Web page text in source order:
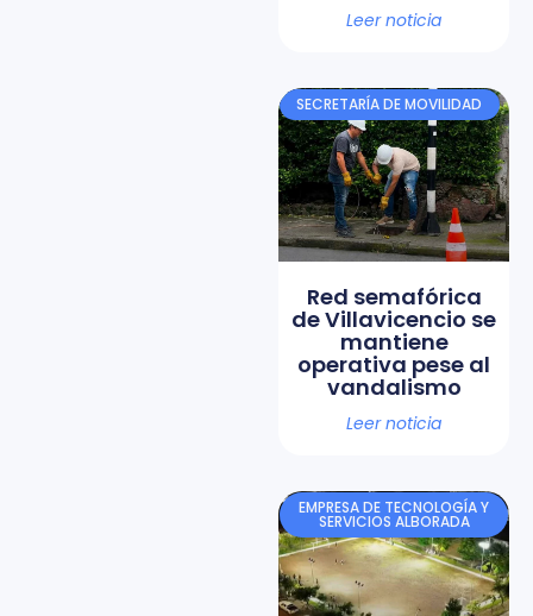
Leer noticia
SECRETARÍA DE MOVILIDAD
Red semafórica
de Villavicencio se
mantiene
operativa pese al
vandalismo
Leer noticia
EMPRESA DE TECNOLOGÍA Y
SERVICIOS ALBORADA